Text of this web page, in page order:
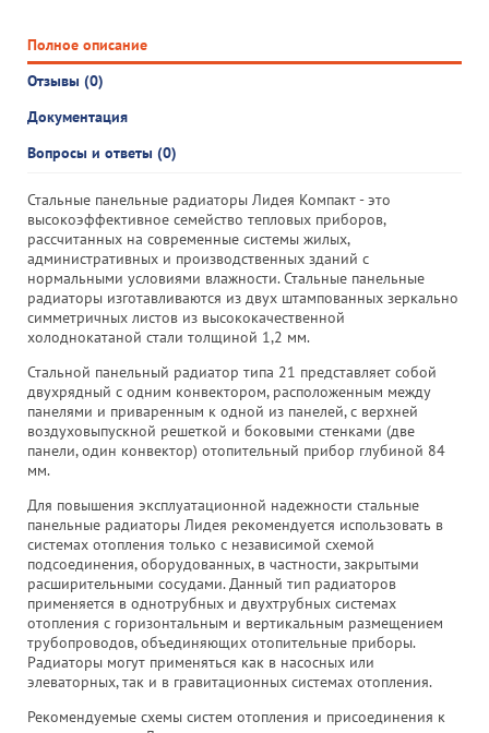
Полное описание
Отзывы (0)
Документация
Вопросы и ответы (0)
Стальные панельные радиаторы Лидея Компакт - это
высокоэффективное семейство тепловых приборов,
рассчитанных на современные системы жилых,
административных и производственных зданий с
нормальными условиями влажности. Стальные панельные
радиаторы изготавливаются из двух штампованных зеркально
симметричных листов из высококачественной
холоднокатаной стали толщиной 1,2 мм.
Стальной панельный радиатор типа 21 представляет собой
двухрядный с одним конвектором, расположенным между
панелями и приваренным к одной из панелей, с верхней
воздуховыпускной решеткой и боковыми стенками (две
панели, один конвектор) отопительный прибор глубиной 84
мм.
Для повышения эксплуатационной надежности стальные
панельные радиаторы Лидея рекомендуется использовать в
системах отопления только с независимой схемой
подсоединения, оборудованных, в частности, закрытыми
расширительными сосудами. Данный тип радиаторов
применяется в однотрубных и двухтрубных системах
отопления с горизонтальным и вертикальным размещением
трубопроводов, объединяющих отопительные приборы.
Радиаторы могут применяться как в насосных или
элеваторных, так и в гравитационных системах отопления.
Рекомендуемые схемы систем отопления и присоединения к